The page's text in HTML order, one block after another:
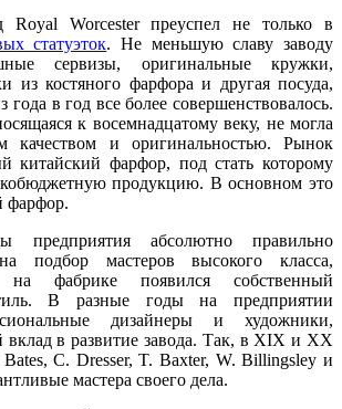
Royal Worcester преуспел не только в
статуэток. Не меньшую славу заводу
сервизы, оригинальные кружки,
из костяного фарфора и другая посуда,
года в год все более совершенствовалось.
к восемнадцатому веку, не могла
качеством и оригинальностью. Рынок
китайский фарфор, под стать которому
продукцию. В основном это
фарфор.
предприятия абсолютно правильно
подбор мастеров высокого класса,
на фабрике появился собственный
В разные годы на предприятии
дизайнеры и художники,
в развитие завода. Так, в XIX и XX
C. Dresser, T. Baxter, W. Billingsley и
мастера своего дела.